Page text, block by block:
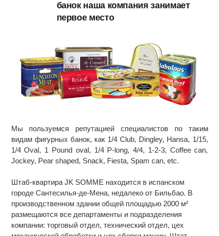
банок наша компания занимает
первое место
Мы пользуемся репутацией специалистов по таким
видам фигурных банок, как 1/4 Club, Dingley, Hansa, 1/15,
1/4 Oval, 1 Pound oval, 1/4 P-long, 4/4, 1-2-3, Coffee can,
Jockey, Pear shaped, Snack, Fiesta, Spam can, etc.
Штаб-квартира JK SOMME находится в испанском
городе Сантесилья-де-Мена, недалеко от Бильбао. В
производственном здании общей площадью 2000 м²
размещаются все департаменты и подразделения
компании: торговый отдел, технический отдел, цех